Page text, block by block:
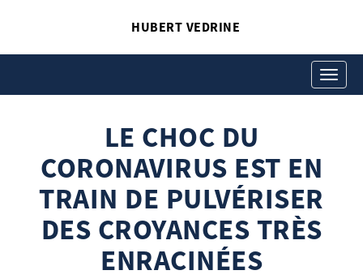
HUBERT VEDRINE
Toggle
LE CHOC DU
CORONAVIRUS EST EN
TRAIN DE PULVÉRISER
DES CROYANCES TRÈS
ENRACINÉES
LE CHOC DU
DES CROYANCES TRÈS
ENRACINÉES
Hubert Vedrine
Entretien avec Anna Fulda